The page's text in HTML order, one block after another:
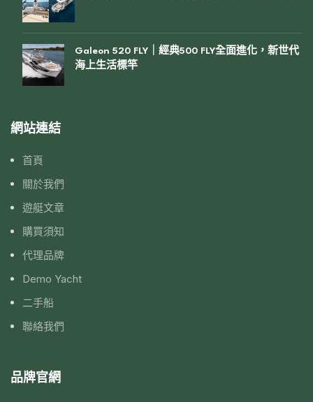
Galeon 520 FLY｜經典500 FLY全面進化，新世代
海上生活標竿
網站連結
首頁
關於我們
遊艇文章
購買須知
代理品牌
Demo Yacht
二手船
聯絡我們
品牌官網